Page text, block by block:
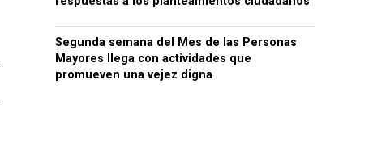
Segunda semana del Mes de las Personas
Mayores llega con actividades que
promueven una vejez digna